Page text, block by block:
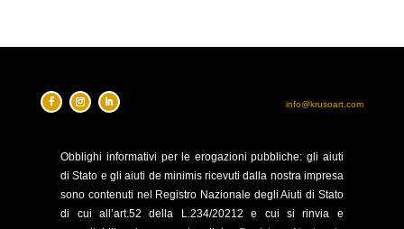
info@krusoart.com
Obblighi informativi per le erogazioni pubbliche: gli aiuti
di Stato e gli aiuti de minimis ricevuti dalla nostra impresa
sono contenuti nel Registro Nazionale degli Aiuti di Stato
di cui all’art.52 della L.234/20212 e cui si rinvia e